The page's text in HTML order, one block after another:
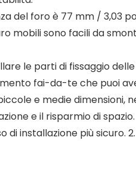
del foro è 77 mm / 3,03
mobili sono facili da
le parti di fissaggio
fai-da-te che puoi
e medie dimensioni,
e il risparmio di spazio.
installazione più sicuro. 2.